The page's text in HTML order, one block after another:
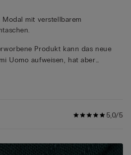
Modal mit verstellbarem
Produkt kann das neue
Uomo aufweisen, hat aber
Produkt.
5,0/5